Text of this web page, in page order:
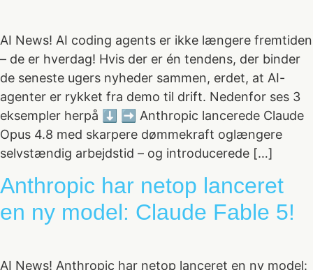
AI News! AI coding agents er ikke længere fremtiden
– de er hverdag! Hvis der er én tendens, der binder
de seneste ugers nyheder sammen, erdet, at AI-
agenter er rykket fra demo til drift. Nedenfor ses 3
eksempler herpå ⬇️ ➡️ Anthropic lancerede Claude
Opus 4.8 med skarpere dømmekraft oglængere
selvstændig arbejdstid – og introducerede […]
Anthropic har netop lanceret
en ny model: Claude Fable 5!
AI News! Anthropic har netop lanceret en ny model: